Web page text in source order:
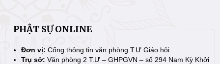
PHẬT SỰ ONLINE
Đơn vị: Cổng thông tin văn phòng T.Ư Giáo hội
Trụ sở: Văn phòng 2 T.Ư – GHPGVN – số 294 Nam Kỳ Khởi